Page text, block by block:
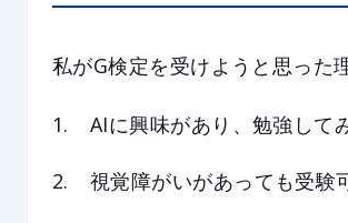
私がG検定を受けようと思った
AIに興味があり、勉強して
視覚障がいがあっても受験